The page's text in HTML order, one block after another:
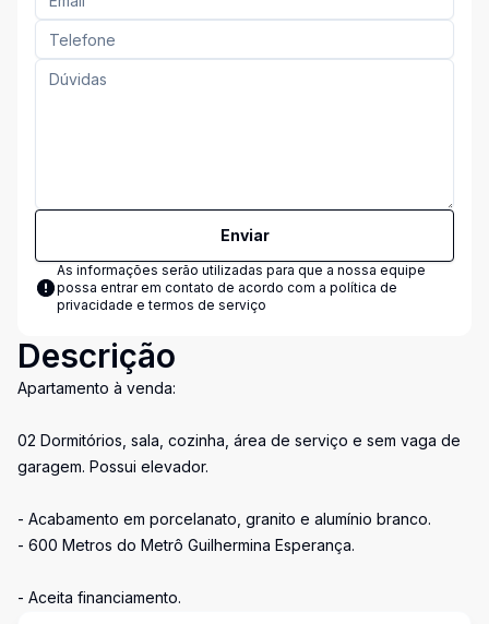
Enviar
As informações serão utilizadas para que a nossa equipe
possa entrar em contato de acordo com a política de
privacidade e termos de serviço
Descrição
Apartamento à venda:
02 Dormitórios, sala, cozinha, área de serviço e sem vaga de
garagem. Possui elevador.
- Acabamento em porcelanato, granito e alumínio branco.
- 600 Metros do Metrô Guilhermina Esperança.
- Aceita financiamento.